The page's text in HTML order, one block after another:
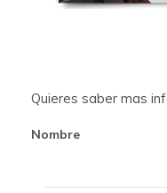
Quieres saber mas
Nombre